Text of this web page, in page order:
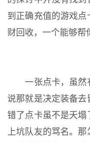
到正确充值的游戏点
财回收，一个能够帮
一张点卡，虽然
说那就是决定装备
错了点卡虽不是天
上坑队友的骂名。那